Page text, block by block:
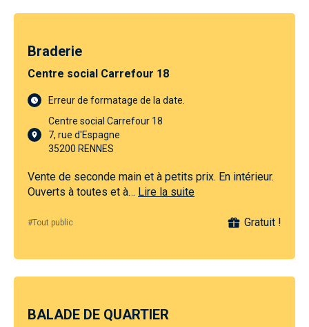
Braderie
Centre social Carrefour 18
Erreur de formatage de la date.
Centre social Carrefour 18
7, rue d'Espagne
35200 RENNES
Vente de seconde main et à petits prix. En intérieur.
Ouverts à toutes et à… Lire la suite
#Tout public Gratuit !
BALADE DE QUARTIER